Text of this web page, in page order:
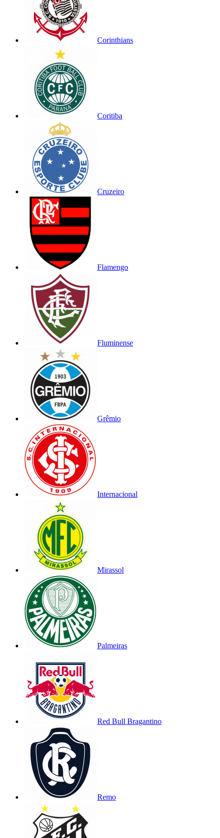
Corinthians
Coritiba
Cruzeiro
Flamengo
Fluminense
Grêmio
Internacional
Mirassol
Palmeiras
Red Bull Bragantino
Remo